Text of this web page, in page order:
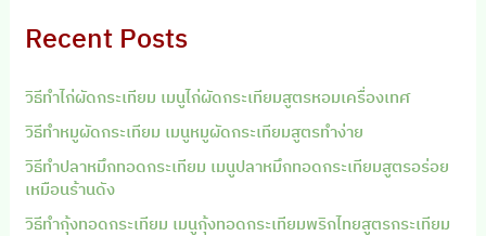
Recent Posts
วิธีทำไก่ผัดกระเทียม เมนูไก่ผัดกระเทียมสูตรหอมเครื่องเทศ
วิธีทำหมูผัดกระเทียม เมนูหมูผัดกระเทียมสูตรทำง่าย
วิธีทำปลาหมึกทอดกระเทียม เมนูปลาหมึกทอดกระเทียมสูตรอร่อย
เหมือนร้านดัง
วิธีทำกุ้งทอดกระเทียม เมนูกุ้งทอดกระเทียมพริกไทยสูตรกระเทียม